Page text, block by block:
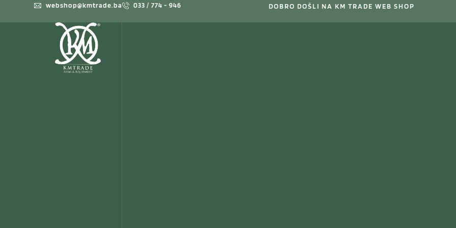
webshop@kmtrade.ba 033 / 774 - 946 DOBRO DOŠLI NA KM TRADE WEB SHOP